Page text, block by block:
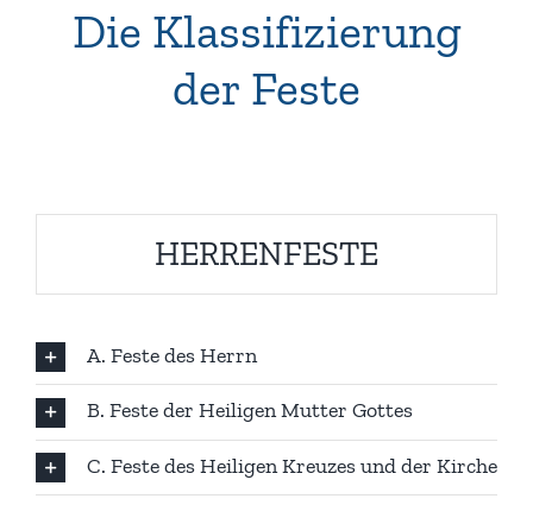
Die Klassifizierung
der Feste
HERRENFESTE
A. Feste des Herrn
B. Feste der Heiligen Mutter Gottes
C. Feste des Heiligen Kreuzes und der Kirche